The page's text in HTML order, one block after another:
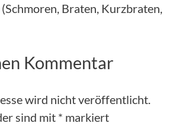
Braten, Kurzbraten,
Kommentar
wird nicht veröffentlicht.
sind mit * markiert